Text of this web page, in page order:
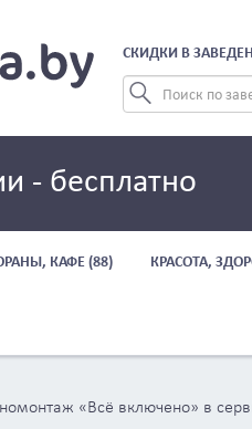
СКИДКИ В
- бесплатно
КАФЕ (88) КРАСОТА,
«Всё включено» в